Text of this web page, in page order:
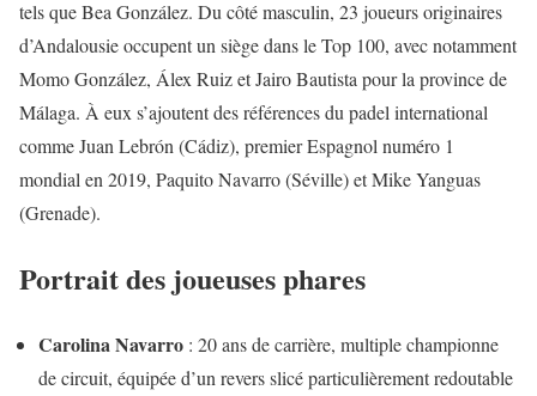
tels que Bea González. Du côté masculin, 23 joueurs originaires
d’Andalousie occupent un siège dans le Top 100, avec notamment
Momo González, Álex Ruiz et Jairo Bautista pour la province de
Málaga. À eux s’ajoutent des références du padel international
comme Juan Lebrón (Cádiz), premier Espagnol numéro 1
mondial en 2019, Paquito Navarro (Séville) et Mike Yanguas
(Grenade).
Portrait des joueuses phares
Carolina Navarro : 20 ans de carrière, multiple championne
de circuit, équipée d’un revers slicé particulièrement redoutable